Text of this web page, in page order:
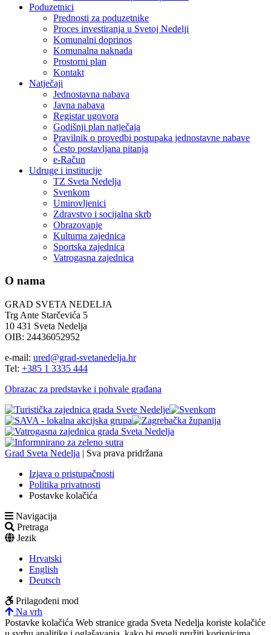
Poduzetnici
Prednosti za poduzetnike
Proces investiranja u Svetoj Nedelji
Komunalni doprinos
Komunalna naknada
Prostorni plan
Kontakt
Natječaji
Jednostavna nabava
Javna nabava
Registar ugovora
Godišnji plan natječaja
Pravilnik o provedbi postupaka jednostavne nabave
Često postavljana pitanja
e-Račun
Udruge i institucije
TZ Sveta Nedelja
Svenkom
Umirovljenici
Zdravstvo i socijalna skrb
Obrazovanje
Kulturna zajednica
Sportska zajednica
Vatrogasna zajednica
O nama
GRAD SVETA NEDELJA
Trg Ante Starčevića 5
10 431 Sveta Nedelja
OIB: 24436052952
e-mail: ured@grad-svetanedelja.hr
Tel: +385 1 3335 444
Obrazac za predstavke i pohvale građana
Grad Sveta Nedelja | Sva prava pridržana
Izjava o pristupačnosti
Politika privatnosti
Postavke kolačića
Navigacija
Pretraga
Jezik
Hrvatski
English
Deutsch
Prilagođeni mod
Na vrh
Postavke kolačića Web stranice grada Sveta Nedelja koriste kolačiće